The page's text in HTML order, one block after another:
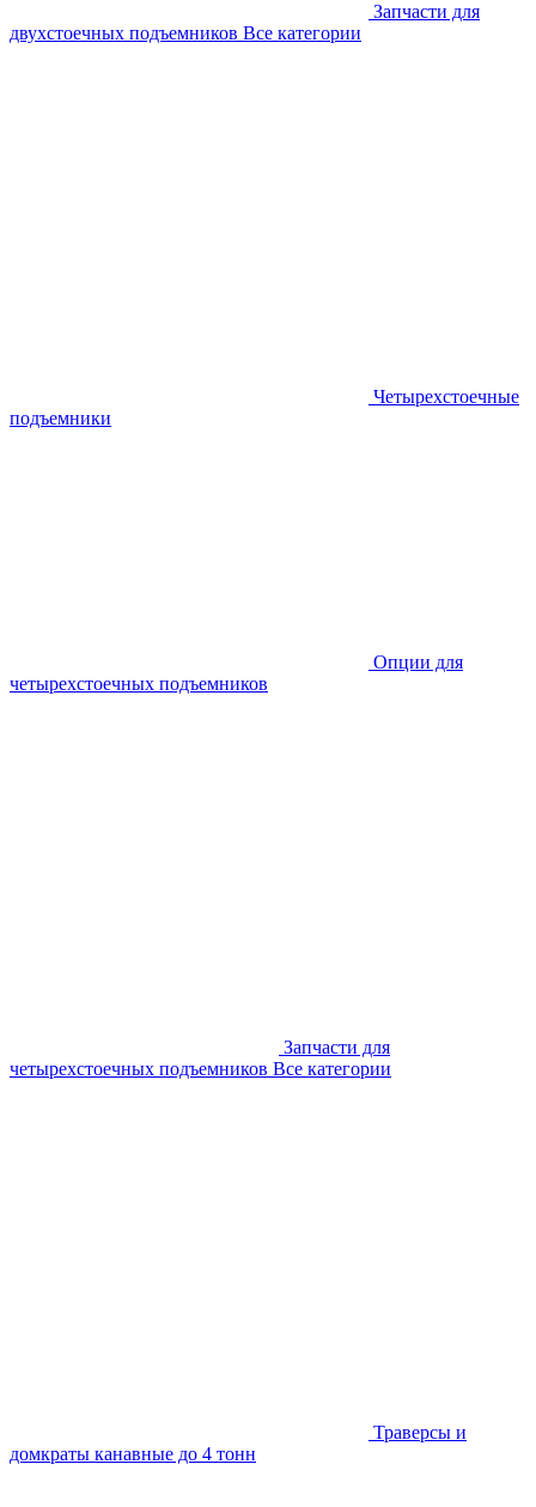
Запчасти для
двухстоечных подъемников Все категории
Четырехстоечные
подъемники
Опции для
четырехстоечных подъемников
Запчасти для
четырехстоечных подъемников Все категории
Траверсы и
домкраты канавные до 4 тонн